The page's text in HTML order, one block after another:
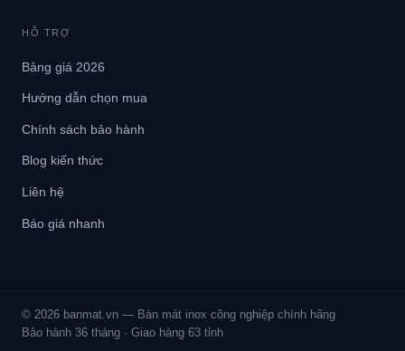
HỖ TRỢ
Bảng giá 2026
Hướng dẫn chọn mua
Chính sách bảo hành
Blog kiến thức
Liên hệ
Báo giá nhanh
© 2026 banmat.vn — Bàn mát inox công nghiệp chính hãng
Bảo hành 36 tháng · Giao hàng 63 tỉnh